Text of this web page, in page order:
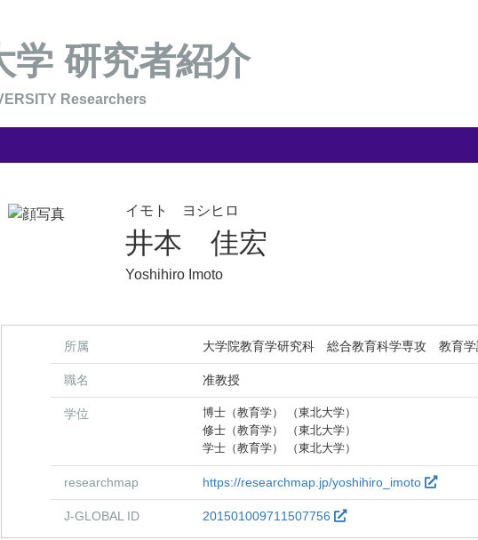
学 研究者紹介
Researchers
イモト ヨシヒロ
井本 佳宏
Yoshihiro Imoto
所属 大学院教育学研究科 総合教育科学専攻 教育学
職名 准教授
学位
博士（教育学） （東北大学）
修士（教育学） （東北大学）
学士（教育学） （東北大学）
researchmap https://researchmap.jp/yoshihiro_imoto
J-GLOBAL ID 201501009711507756